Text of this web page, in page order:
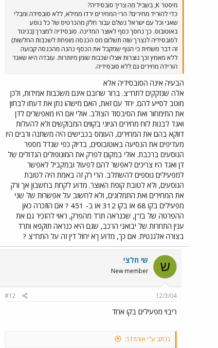
מיסטר K, בשביל מה צריך סובסידיה?
כדי להוריד מחירים? הרי המחירים ירדו ממילא, ללא סובסידה ומבלי
שאני וכל עם ישראל נשלם עבור חלק מהכרטיס של כל נוסע
באוטובוס. כך נחסך כסף לאוצר המדינה. סובסידיה למצרך (בניגוד
לסובסידיה לנצרך שזה תשלום מס הכנסה מופחת לשכבות החלשות)
זה דבר משחית כי הגוף שמקבל את הכסף נהנה מהכנסה קבועה
ללא מאמץ וכך נוצרות אצלו שכבות שומן מיותרות. עובדה היא שאגד
הורידה מחירים גם ללא סובסידיה.
הבעיה אינה הסובסידיה אלא
אלה שנזקקים לתח"צ. ברור שרובם אינם משכבות אמידות, ולכן
מוטב לסייע להם. יחד עם זאת, האם מישהו נתן את דעתו לבחון
את התימחור ואת הסיבסוד הצולב. אולי אם היו מאפשרים לדן
ואגד לבנות לוח מחירים הגיוני בקווים המבוקשים ולא להעלות
דווקא בהם את המחירים, העומס בכבישים היה משתנה ורבים היו
מעדיפים את הנסיעה באוטובוסים, בדיוק כפי שגדל מספר
הנוסעים ברכבת. אולי במקום לפרק את המונופולים הגדולים של
דן ואגד היו צריכים לאפשר להם לפעול ובמקביל לאפשר
למפעילים נוספים להשתלב. הרי רק זה באמת היה לטובת
הנוסעים, ולא לטובת קופת האוצר. מדוע לקחת בחשבון אך ורק
את המחירים ואת התמלוגים, ולא לחשוב על אפשרות של שני
מפעילים בקו 68 או בקו 312 או ב- 451 ? אם הוזכרה כאן
ההפרטה של בז"ן, שכנראה תרד מהפרק, ראוי להזכיר גם את
ענין התחרות של יבואני הרכב, שגם היא כנראה תוקפא ותרד
בצורה אלגנטית. אם כך, מדוע ךא יחול דין זה על התח"צ ?
ש שי חלצי
New member
12/3/04
#12
ריבוי מפעילים בקו אחד
נכתב ע"י אוהד11: